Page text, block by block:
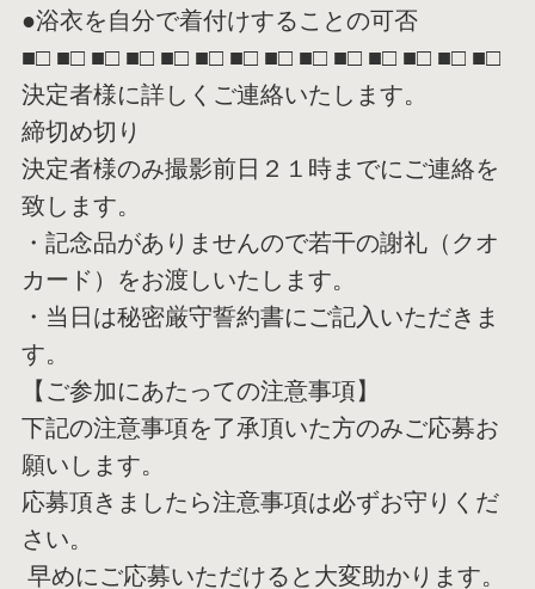
●浴衣を自分で着付けすることの可否
■□ ■□ ■□ ■□ ■□ ■□ ■□ ■□ ■□ ■□ ■□ ■□ ■□ ■□
決定者様に詳しくご連絡いたします。
締切め切り
決定者様のみ撮影前日２１時までにご連絡を
致します。
・記念品がありませんので若干の謝礼（クオ
カード）をお渡しいた します。
・当日は秘密厳守誓約書にご記入いただきま
す。
【ご参加にあたっての注意事項】
下記の注意事項を了承頂いた方のみご応募お
願いします。
応募頂きましたら注意事項は必ずお守りくだ
さい。
早めにご応募いただけると大変助かります。